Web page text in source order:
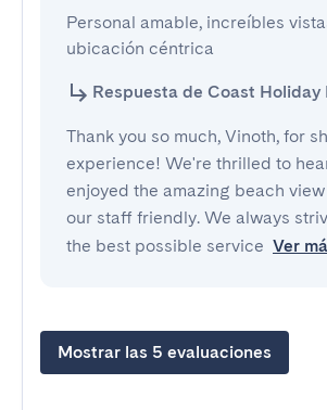
Personal amable, increíbles
ubicación céntrica
Respuesta de Coast Holiday
Thank you so much, Vinoth, for
experience! We're thrilled to
enjoyed the amazing beach
our staff friendly. We always
the best possible service Ver
Mostrar las 5 evaluaciones